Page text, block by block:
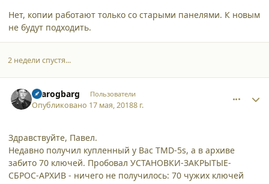
Нет, копии работают только со старыми панелями. К новым
не будут подходить.
2 недели спустя...
sbarogbarg Пользователи
Опубликовано 17 мая, 20188 г.
Здравствуйте, Павел.
Недавно получил купленный у Вас TMD-5s, а в архиве
забито 70 ключей. Пробовал УСТАНОВКИ-ЗАКРЫТЫЕ-
СБРОС-АРХИВ - ничего не получилось: 70 чужих ключей